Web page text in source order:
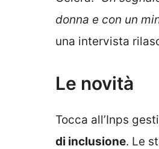
donna e con un
una intervista
Le novità
Tocca all’Inps
di inclusione. Le